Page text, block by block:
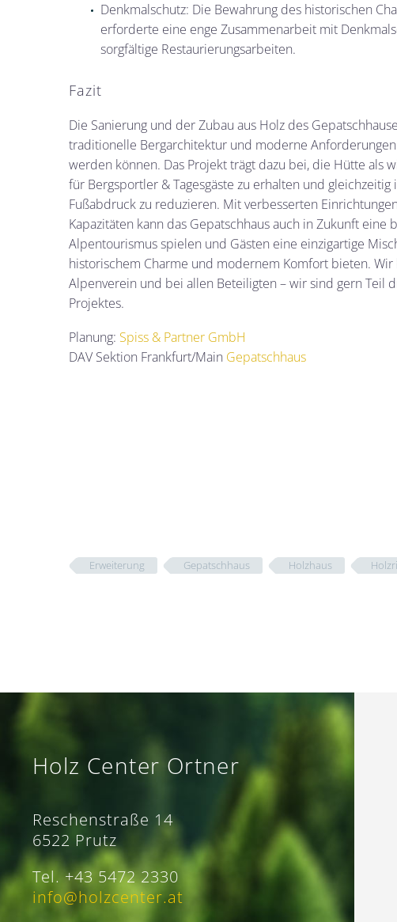
Denkmalschutz: Die Bewahrung des historischen
erforderte eine enge Zusammenarbeit mit
sorgfältige Restaurierungsarbeiten.
Fazit
Die Sanierung und der Zubau aus Holz des
traditionelle Bergarchitektur und moderne
werden können. Das Projekt trägt dazu bei, die Hütte als
für Bergsportler & Tagesgäste zu erhalten und gleichzeitig
Fußabdruck zu reduzieren. Mit verbesserten
Kapazitäten kann das Gepatschhaus auch in Zukunft eine
Alpentourismus spielen und Gästen eine einzigartige
historischem Charme und modernem Komfort bieten.
Alpenverein und bei allen Beteiligten – wir sind gern Teil
Projektes.
Planung: Spiss & Partner GmbH
DAV Sektion Frankfurt/Main Gepatschhaus
Erweiterung Gepatschhaus Holzhaus
Holz Center Ortner
Reschenstraße 14
6522 Prutz
Tel. +43 5472 2330
info@holzcenter.at